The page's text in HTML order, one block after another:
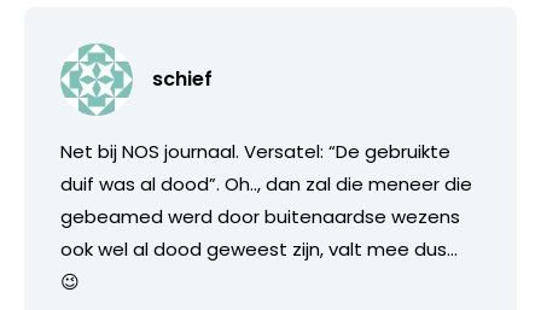
schief
Net bij NOS journaal. Versatel: “De gebruikte
duif was al dood”. Oh.., dan zal die meneer die
gebeamed werd door buitenaardse wezens
ook wel al dood geweest zijn, valt mee dus…
😉